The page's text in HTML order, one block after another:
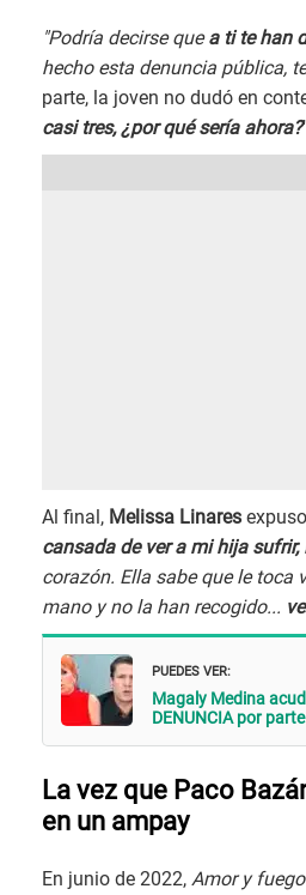
"Podría decirse quea ti te han
hecho esta denuncia pública,
parte, la joven no dudó en
casi tres, ¿por qué sería ahora?
Al final, Melissa Linares
cansada de ver a mi hija sufrir,
corazón. Ella sabe que le toca
mano y no la han recogido...
PUEDES VER:
Magaly Medina
DENUNCIA por
La vez que Paco
en un ampay
En junio de 2022, Amor y fuego